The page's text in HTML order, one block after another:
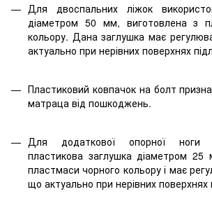
Для двоспальних ліжок
діаметром 50 мм, виготовлена з
кольору. Дана заглушка має
актуально при нерівних поверхнях
Пластиковий ковпачок на болт
матраца від пошкоджень.
Для додаткової опорної ноги
пластикова заглушка діаметром 25
пластмаси чорного кольору і має
що актуально при нерівних поверхнях